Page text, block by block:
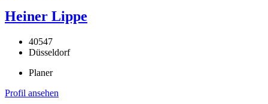
Heiner Lippe
40547
Düsseldorf
Planer
Profil ansehen